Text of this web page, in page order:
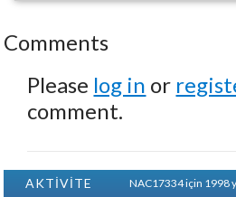
Comments
Please log in or
comment.
AKTİVİTE
NAC17334 için 1998